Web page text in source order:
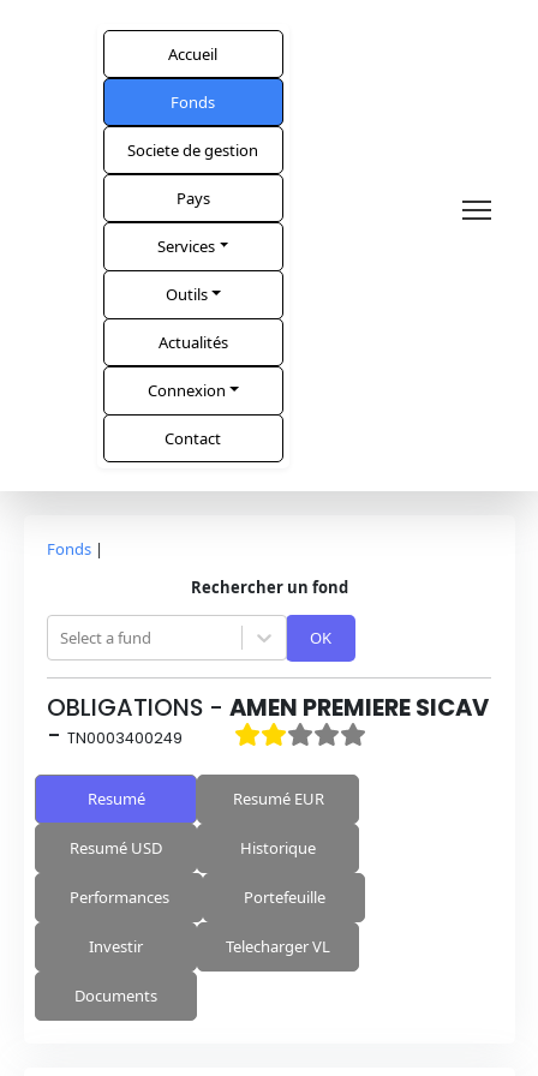
Accueil
Fonds
Societe de gestion
Pays
Services
Outils
Actualités
Connexion
Contact
Fonds |
Rechercher un fond
Select a fund OK
OBLIGATIONS - AMEN PREMIERE SICAV
- TN0003400249
Resumé Resumé EUR
Resumé USD Historique
Performances Portefeuille
Investir Telecharger VL
Documents